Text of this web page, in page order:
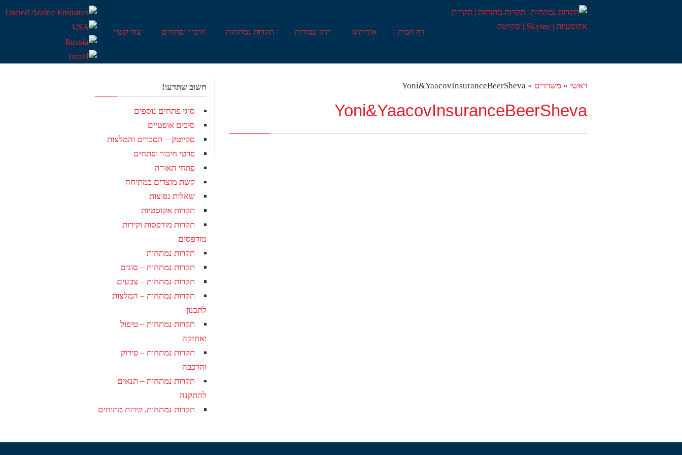
דף הבית אודותינו תיק עבודות תקרות נמתחות חיבור ופתחים צור קשר
ראשי » משרדים »
Yoni&YaacovInsuranceBeerSheva
Yoni&YaacovInsuranceBeerSheva
חשוב שתדעו!
סוגי פתחים נוספים
סיבים אופטיים
סקייטק – הסברים והמלצות
פרטי חיבור ופתחים
פתחי תאורה
קשת מוצרים במתיחה
שאלות נפוצות
תקרות אקוסטיות
תקרות מודפסות וקירות
מודפסים
תקרות נמתחות
תקרות נמתחות – סוגים
תקרות נמתחות – צבעים
תקרות נמתחות – המלצות
לתכנון
תקרות נמתחות – טיפול
ואחזקה
תקרות נמתחות – פירוק
והרכבה
תקרות נמתחות – תנאים
להתקנה
תקרות נמתחות, קירות מתוחים